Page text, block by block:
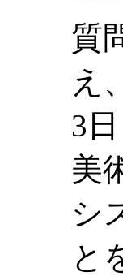
質
え
3
美
シ
と